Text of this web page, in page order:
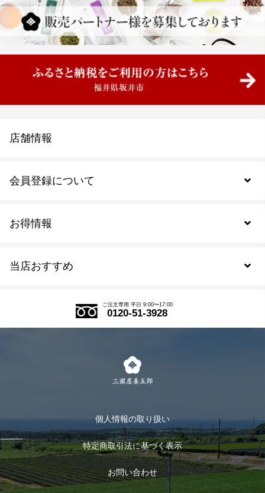
当店おすすめ
式部の香りシリーズ
お茶のギフト
おすすめのお茶
お茶に合うスイーツ
お得情報
会員登録について
会員規約について
ログイン
ログアウト
店舗情報
ご注文専用 平日 9:00〜17:00
0120-51-3928
個人情報の取り扱い
特定商取引法に基づく表示
お問い合わせ